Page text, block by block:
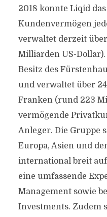
2018 konnte Liqid
Kundenvermögen
verwaltet derzeit
Milliarden US-
Besitz des
und verwaltet über
Franken (rund 223
vermögende
Anleger. Die Gruppe
Europa, Asien und
international breit
eine umfassende
Management sowie
Investments. Zudem